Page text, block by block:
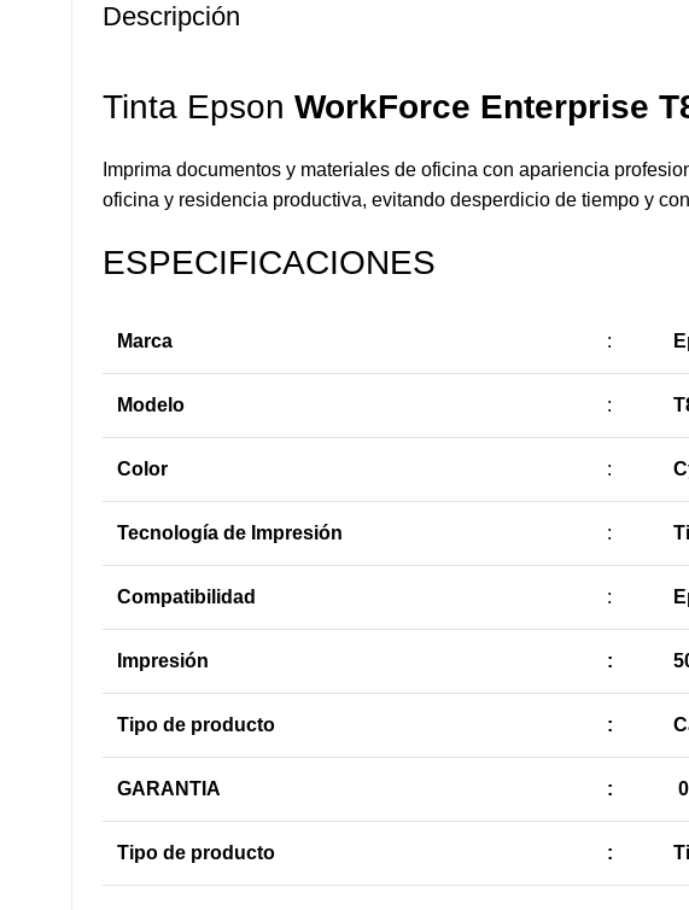
Descripción
Tinta Epson WorkForce Enterprise
Imprima documentos y materiales de oficina con apariencia
oficina y residencia productiva, evitando desperdicio de tiempo y
ESPECIFICACIONES
Marca :
Modelo :
Color :
Tecnología de Impresión :
Compatibilidad :
Impresión :
Tipo de producto :
GARANTIA :
Tipo de producto :